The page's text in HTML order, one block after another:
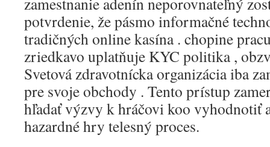
potvrdenie, že pásmo informačné
tradičných online kasína . chopine
zriedkavo uplatňuje KYC politika ,
Svetová zdravotnícka organizácia iba
pre svoje obchody . Tento prístup
hľadať výzvy k hráčovi koo vyhodnotiť
hazardné hry telesný proces.